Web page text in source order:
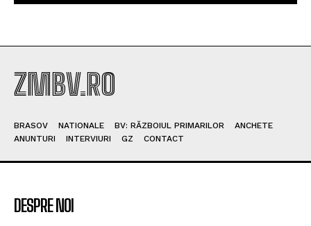
ZMBV.RO
BRASOV NATIONALE BV: RĂZBOIUL PRIMARILOR
ANCHETE
ANUNTURI
INTERVIURI GZ CONTACT
DESPRE NOI